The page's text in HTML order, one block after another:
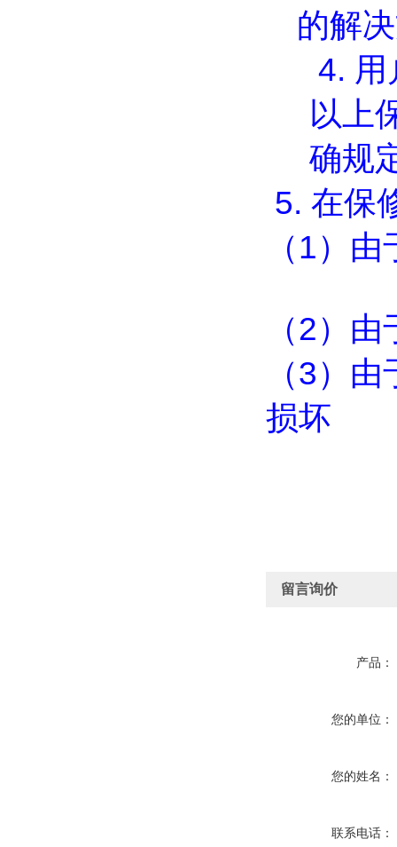
的解
4.
以上
确规
5. 在保
（1）由
（2）由
（3）由
损坏
留言询价
产品：
您的单位：
您的姓名：
联系电话：